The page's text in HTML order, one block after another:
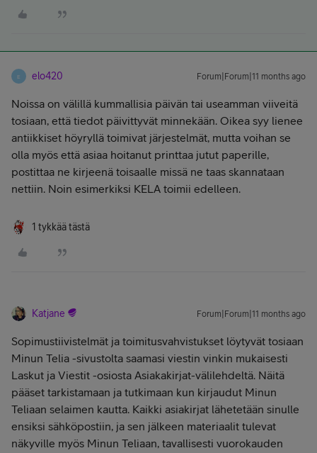
E elo420 Forum|Forum|11 months ago
Noissa on välillä kummallisia päivän tai useamman viiveitä
tosiaan, että tiedot päivittyvät minnekään. Oikea syy lienee
antiikkiset höyryllä toimivat järjestelmät, mutta voihan se
olla myös että asiaa hoitanut printtaa jutut paperille,
postittaa ne kirjeenä toisaalle missä ne taas skannataan
nettiin. Noin esimerkiksi KELA toimii edelleen.
1 tykkää tästä
Katjane Forum|Forum|11 months ago
Sopimustiivistelmät ja toimitusvahvistukset löytyvät tosiaan
Minun Telia -sivustolta saamasi viestin vinkin mukaisesti
Laskut ja Viestit -osiosta Asiakakirjat-välilehdeltä. Näitä
pääset tarkistamaan ja tutkimaan kun kirjaudut Minun
Teliaan selaimen kautta. Kaikki asiakirjat lähetetään sinulle
ensiksi sähköpostiin, ja sen jälkeen materiaalit tulevat
näkyville myös Minun Teliaan, tavallisesti vuorokauden